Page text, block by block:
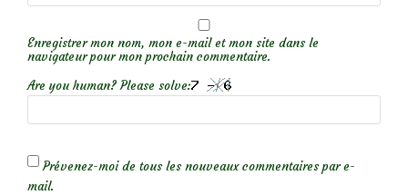
Enregistrer mon nom, mon e-mail et mon site dans le
navigateur pour mon prochain commentaire.
Are you human? Please solve:
Prévenez-moi de tous les nouveaux commentaires par e-
mail.